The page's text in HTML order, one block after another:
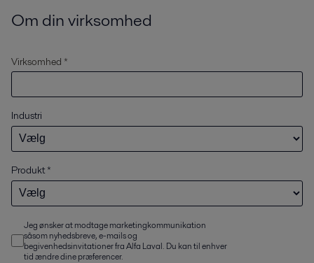
Om din virksomhed
Virksomhed *
Industri
Produkt*
Jeg ønsker at modtage marketingkommunikation
såsom nyhedsbreve, e-mails og
begivenhedsinvitationer fra Alfa Laval. Du kan til enhver
tid ændre dine præferencer.